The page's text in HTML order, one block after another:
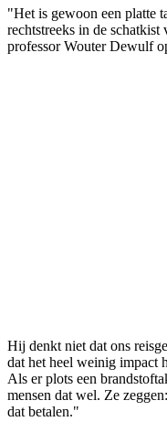
"Het is gewoon een platte
rechtstreeks in de
professor Wouter Dewulf
Hij denkt niet dat ons
dat het heel weinig impact
Als er plots een
mensen dat wel. Ze
dat betalen."